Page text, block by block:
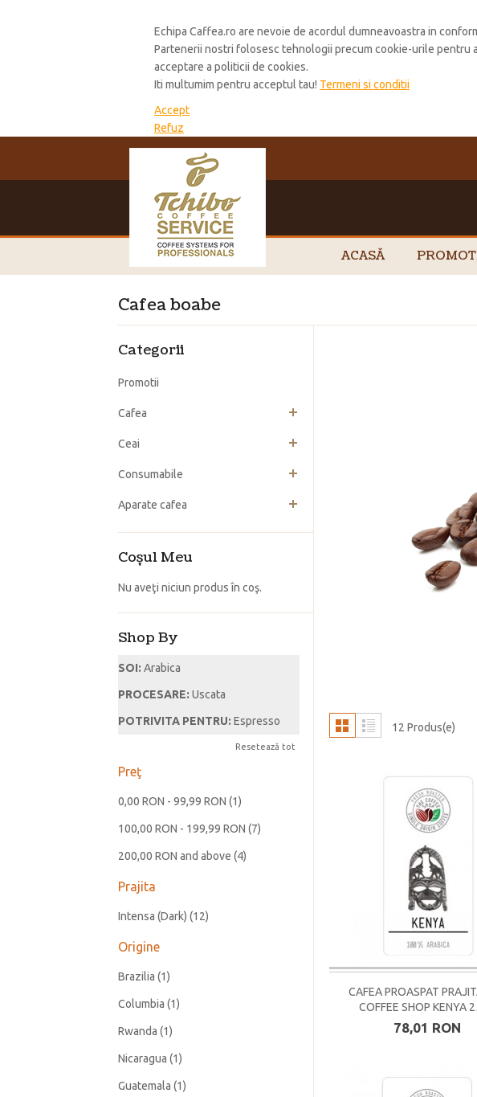
Echipa Caffea.ro are nevoie de acordul dumneavoastra in
Partenerii nostri folosesc tehnologii precum cookie-urile pentru
acceptare a politicii de cookies.
Iti multumim pentru acceptul tau! Termeni si conditii
Accept
Refuz
ACASĂ
Cafea boabe
12 Produs(e)
CAFEA PROASPAT
COFFEE SHOP KENYA
78,01 RON
Categorii
Promotii
Cafea
Ceai
Consumabile
Aparate cafea
Coşul Meu
Nu aveţi niciun produs în coş.
Shop By
SOI: Arabica
PROCESARE: Uscata
POTRIVITA PENTRU: Espresso
Resetează tot
Preţ
0,00 RON - 99,99 RON (1)
100,00 RON - 199,99 RON (7)
200,00 RON and above (4)
Prajita
Intensa (Dark) (12)
Origine
Brazilia (1)
Columbia (1)
Rwanda (1)
Nicaragua (1)
Guatemala (1)